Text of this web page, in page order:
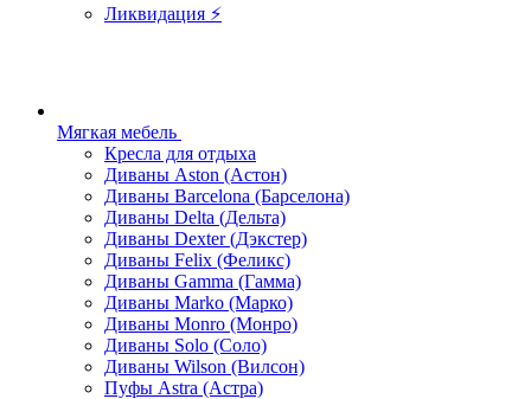
Ликвидация ⚡
Мягкая мебель
Кресла для отдыха
Диваны Aston (Астон)
Диваны Barcelona (Барселона)
Диваны Delta (Дельта)
Диваны Dexter (Дэкстер)
Диваны Felix (Феликс)
Диваны Gamma (Гамма)
Диваны Marko (Марко)
Диваны Monro (Монро)
Диваны Solo (Соло)
Диваны Wilson (Вилсон)
Пуфы Astra (Астра)